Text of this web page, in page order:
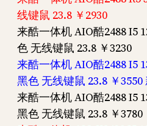
线键鼠 23.8 ￥2930
来酷一体机 AIO酷2488 I5
色 无线键鼠 23.8 ￥3230
来酷一体机 AIO酷2488 I5
黑色 无线键鼠 23.8 ￥3550
来酷一体机 AIO酷2488 I5
黑色 无线键鼠 23.8 ￥3780